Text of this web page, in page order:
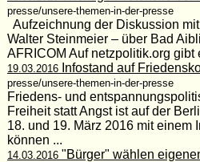
presse/unsere-themen-in-der-presse
Aufzeichnung der Diskussion
Walter Steinmeier – über Bad
AFRICOM Auf netzpolitik.org gibt
19.03.2016Infostand auf
presse/unsere-themen-in-der-presse
Friedens- und
Freiheit statt Angst ist auf der
18. und 19. März 2016 mit einem
können ...
14.03.2016"Bürger" wählen